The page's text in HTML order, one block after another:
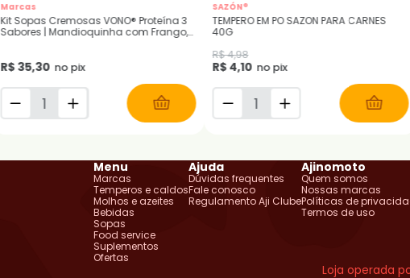
Marcas
Kit Sopas Cremosas VONO® Proteína 3
Sabores | Mandioquinha com Frango,
R$ 35,30 no pix
SAZÓN®
TEMPERO EM PO SAZON PARA CARNES
40G
R$ 4,98
R$ 4,10 no pix
Menu
Marcas
Temperos e caldos
Molhos e azeites
Bebidas
Sopas
Food service
Suplementos
Ofertas
Ajuda
Dúvidas frequentes
Fale conosco
Regulamento Aji Clube
Ajinomoto
Quem somos
Nossas marcas
Políticas de
Termos de uso
Loja operada